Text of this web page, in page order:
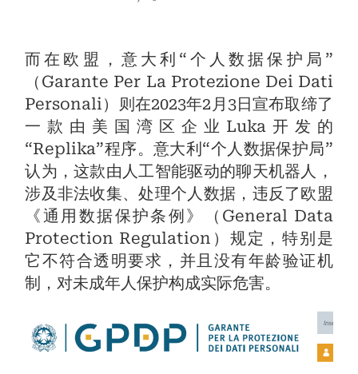
而在欧盟，意大利“个人数据保护局”
（Garante Per La Protezione Dei Dati
Personali）则在2023年2月3日宣布取缔了
一款由美国湾区企业Luka开发的
“Replika”程序。意大利“个人数据保护局”
认为，这款由人工智能驱动的聊天机器人，
涉及非法收集、处理个人数据，违反了欧盟
《通用数据保护条例》（General Data
Protection Regulation）规定，特别是
它不符合透明要求，并且没有年龄验证机
制，对未成年人保护构成实际危害。